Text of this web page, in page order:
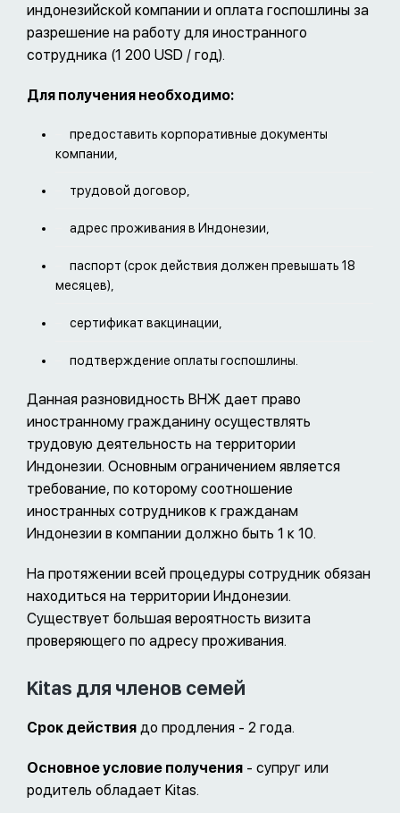
индонезийской компании и оплата госпошлины за
разрешение на работу для иностранного
сотрудника (1 200 USD / год).
Для получения необходимо:
предоставить корпоративные документы
компании,
трудовой договор,
адрес проживания в Индонезии,
паспорт (срок действия должен превышать 18
месяцев),
сертификат вакцинации,
подтверждение оплаты госпошлины.
Данная разновидность ВНЖ дает право
иностранному гражданину осуществлять
трудовую деятельность на территории
Индонезии. Основным ограничением является
требование, по которому соотношение
иностранных сотрудников к гражданам
Индонезии в компании должно быть 1 к 10.
На протяжении всей процедуры сотрудник обязан
находиться на территории Индонезии.
Существует большая вероятность визита
проверяющего по адресу проживания.
Kitas для членов семей
Срок действия до продления - 2 года.
Основное условие получения - супруг или
родитель обладает Kitas.